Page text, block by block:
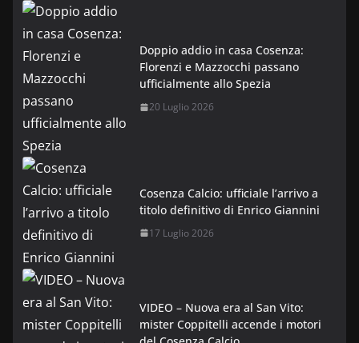
Doppio addio in casa Cosenza:
Florenzi e Mazzocchi passano
ufficialmente allo Spezia
20 Luglio 2026
Cosenza Calcio: ufficiale l’arrivo a
titolo definitivo di Enrico Giannini
17 Luglio 2026
VIDEO – Nuova era al San Vito:
mister Coppitelli accende i motori